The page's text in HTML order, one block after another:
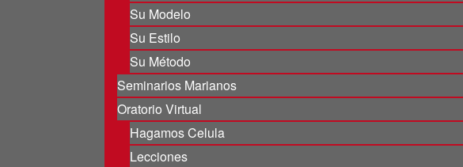
Su Modelo
Su Estilo
Su Método
Seminarios Marianos
Oratorio Virtual
Hagamos Celula
Lecciones